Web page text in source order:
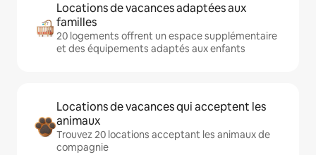
Locations de vacances adaptées aux
familles
20 logements offrent un espace supplémentaire
et des équipements adaptés aux enfants
Locations de vacances qui acceptent les
animaux
Trouvez 20 locations acceptant les animaux de
compagnie